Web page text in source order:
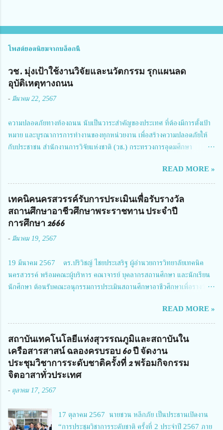
โพสต์ยอดนิยมจากบล็อกนี้
วช. มุ่งเป้าใช้งานวิจัยและนวัตกรรม รุกแผนลด
อุบัติเหตุทางถนน
- มีนาคม 22, 2567
ความปลอดภัยทางท้องถนน นับเป็นวาระสำคัญของประเทศ ที่ต้องมีการตั้งเป้า
หมาย และบูรณาการการทำงานของทุกหน่วยงาน เพื่อสร้างความปลอดภัยให้
กับประชาชน สำนักงานการวิจัยแห่งชาติ (วช.) กระทรวงการอุดมศึกษา
สมาคมวิศวกรรมชีวการแพทย์ไทย จัดการประชุมเผยแพร่ผลการดำเนินงาน
โครงการการวิจัยเชิงปฏิบัติการโดยบูรณาการทุกภาคส่วน เพื่อลดอุบัติเหตุและ
การเสียชีวิตให้สอดคล้องกับเป้าหมายแผนแม่บทฉบับที่ 5 ในวันที่ 22 มีนาคม
2567 โดยมี ดร.วิภารัตน์ ดีอ่อง ผู้อำนวยการสำนักงานการวิจัยแห่งชาติ เป็น
ประธานในพิธีเปิดพร้อมให้นโยบายการผลักดันงานวิจัยเพื่อความปลอดภัยทาง
การประชุมในครั้งนี้ นางสาวสตตกมล เกียรติพานิช ผู้อำนวยการกองบริหารทุน
Richmond Stylish Convention Hotel จังหวัดนนทบุรี ดร.วิภารัตน์ ดีอ่อง
ผู้อำนวยการสำนักงานการวิจัยแห่งชาติ กล่าวว่า วช. ในฐานะหน่วยงานบริหาร
จัดการทุนวิจัยและนวัตกรรมได้เล็งเห็นถึงความสำคัญของกา...
READ MORE »
เทคนิคนครสวรรค์รับการประเมินเพื่อรับรางวัล
สถานศึกษาอาชีวศึกษาพระราชทาน ประจำปี
การศึกษา 2666
- มีนาคม 19, 2567
19 มีนาคม 2567 ดร.ปริวิชญ์ ไชยประเสริฐ ผู้อำนวยการวิทยาลัยเทคนิค
นครสวรรค์ พร้อมคณะผู้บริหาร คณาจารย์ บุคลากรสถานศึกษา และนักเรียน
นักศึกษา ต้อนรับคณะอนุกรรมการประเมินสถานศึกษาอาชีวศึกษาเพื่อรางวัล
นายจักรภพ เนวะมาตย์ ผู้อำนวยการวิทยาลัยเทคนิคตาก ประธานคณะอนุกร
รมการฯ 1.นายวณิชา คณะใน ผู้ทรงคุณวุฒิ 2.นายภัทธาวุธ โพธา ผู้อำนวย
การวิทยาลัยสารพัดช่างกำแพงเพชร 3.นางสาวหัตถาภรณ์ เสาร์เรือน ผู้อำนวย
การวิทยาลัยการอาชีพบ้านตาก 4.นางเพ็ญศรี ขุนทอง ผู้อำนวยการวิทยาลัย
การอาชีพรัตนประสิทธิ์วิทย์ 5.นายธเนศ คงวังทอง ผู้อำนวยการวิทยาลัย
เกษตรและเทคโนโลยีพิจิตร 6.นายชัยณรงค์ คชมาตย์ ผู้อำนวยการวิทยาลัย
8.นายณัฐกฤต ภูทวี รองผู้อำนวยการวิทยาลัยเทคนิคตาก นายจักรภพ กล่าว
ยาวนาน มีบุคลากร นักเรียน นักศึกษาจำนวนมาก ต้องการควา...
READ MORE »
สถาบันเทคโนโลยีแห่งสุวรรณภูมิและสถาบันใน
เครือสารสาสน์ ฉลองครบรอบ 60 ปี จัดงาน
ประชุมวิชาการระดับชาติครั้งที่ 2 พร้อมกิจกรรม
จิตอาสาทั่วประเทศ
- ตุลาคม 17, 2567
17 ตุลาคม 2567 นายชวน หลีกภัย เป็นประธานเปิดงาน
“การประชุมวิชาการระดับชาติ ครั้งที่ 2 ประจำปี 2567 ภาย